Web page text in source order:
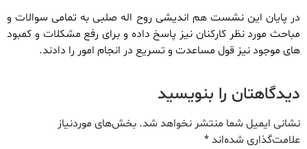
در پایان این نشست هم اندیشی روح اله صلبی به تمامی سوالات و
مباحث مورد نظر کارکنان نیز پاسخ داده و برای رفع مشکلات و کمبود
های موجود نیز قول مساعدت و تسریع در انجام امور را دادند.
دیدگاهتان را بنویسید
نشانی ایمیل شما منتشر نخواهد شد. بخش‌های موردنیاز
علامت‌گذاری شده‌اند*